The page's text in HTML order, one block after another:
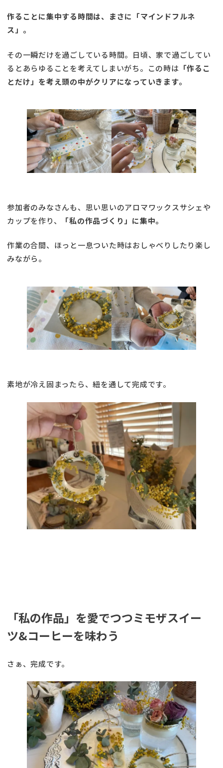
作ることに集中する時間は、まさに「マインドフルネ
ス」。
その一瞬だけを過ごしている時間。日頃、家で過ごしてい
るとあらゆることを考えてしまいがち。この時は 「作るこ
とだけ」を考え頭の中がクリアになっていきます。
参加者のみなさんも、思い思いのアロマワックスサシェや
カップを作り、
「私の作品づくり」に集中。
作業の合間、ほっと一息ついた時はおしゃべりしたり楽し
みながら。
素地が冷え固まったら、紐を通して完成です。
「私の作品」を愛でつつミモザスイー
ツ&コーヒーを味わう
さぁ、完成です。